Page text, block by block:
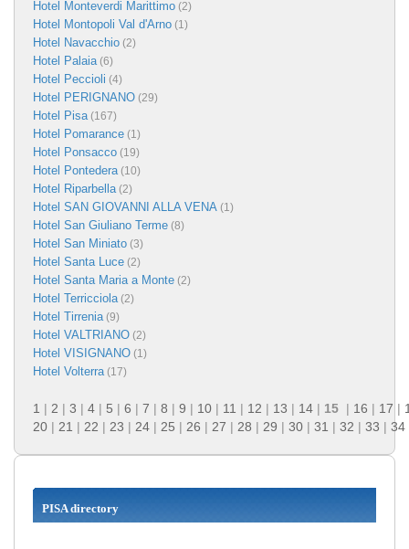
Hotel Monteverdi Marittimo (2)
Hotel Montopoli Val d'Arno (1)
Hotel Navacchio (2)
Hotel Palaia(6)
Hotel Peccioli (4)
Hotel PERIGNANO (29)
Hotel Pisa(167)
Hotel Pomarance (1)
Hotel Ponsacco (19)
Hotel Pontedera(10)
Hotel Riparbella(2)
Hotel SAN GIOVANNI ALLA VENA (1)
Hotel San Giuliano Terme (8)
Hotel San Miniato (3)
Hotel Santa Luce (2)
Hotel Santa Maria a Monte (2)
Hotel Terricciola(2)
Hotel Tirrenia(9)
Hotel VALTRIANO (2)
Hotel VISIGNANO (1)
Hotel Volterra(17)
1 | 2 | 3 | 4 | 5 | 6 | 7 | 8 | 9 | 10 | 11 | 12 | 13 | 14 | 15 | 16 | 17 |
20 | 21 | 22 | 23 | 24 | 25 | 26 | 27 | 28 | 29 | 30 | 31 | 32 | 33 | 34
PISA directory